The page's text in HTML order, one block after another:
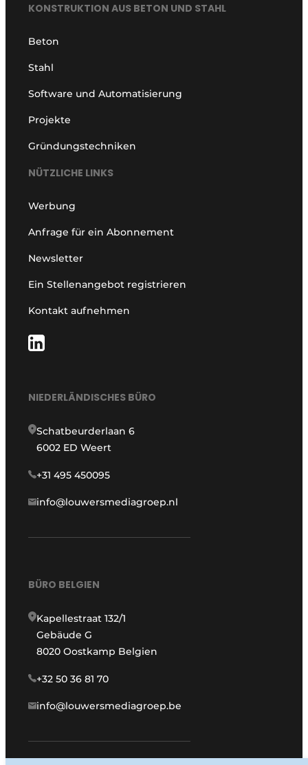
KONSTRUKTION AUS BETON UND STAHL
Beton
Stahl
Software und Automatisierung
Projekte
Gründungstechniken
NÜTZLICHE LINKS
Werbung
Anfrage für ein Abonnement
Newsletter
Ein Stellenangebot registrieren
Kontakt aufnehmen
NIEDERLÄNDISCHES BÜRO
Schatbeurderlaan 6
6002 ED Weert
+31 495 450095
info@louwersmediagroep.nl
BÜRO BELGIEN
Kapellestraat 132/1
Gebäude G
8020 Oostkamp Belgien
+32 50 36 81 70
info@louwersmediagroep.be